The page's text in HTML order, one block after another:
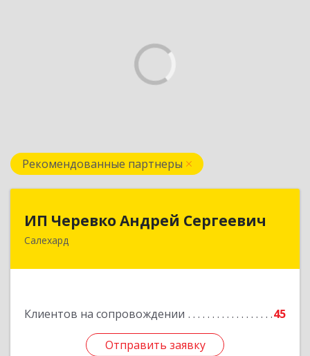
Рекомендованные партнеры
ИП Черевко Андрей Сергеевич
Салехард
Клиентов на сопровождении 45
Отправить заявку
ИП Черевко Андрей Сергеевич
629003, Ямало-Ненецкий АО, Салехард г,
Отправить заявку